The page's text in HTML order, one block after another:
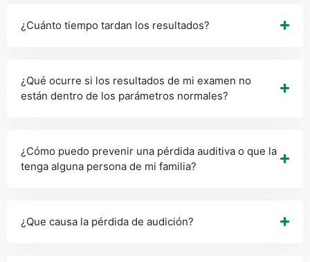
¿Cuánto tiempo tardan los resultados?
¿Qué ocurre si los resultados de mi examen no
están dentro de los parámetros normales?
¿Cómo puedo prevenir una pérdida auditiva o que la
tenga alguna persona de mi familia?
¿Que causa la pérdida de audición?